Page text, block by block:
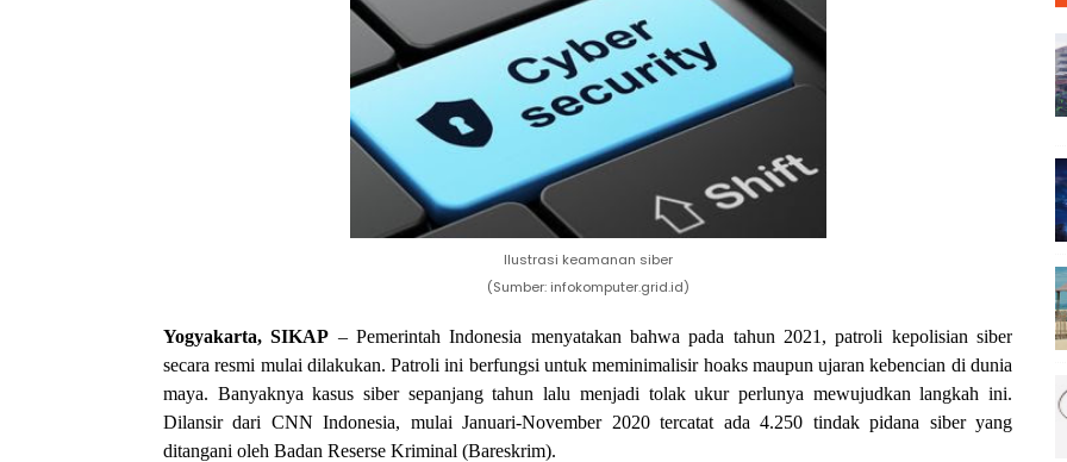
Ilustrasi keamanan siber
(Sumber: infokomputer.grid.id)
Yogyakarta, SIKAP – Pemerintah Indonesia menyatakan bahwa pada tahun 2021, patroli kepolisian siber
secara resmi mulai dilakukan. Patroli ini berfungsi untuk meminimalisir hoaks maupun ujaran kebencian di dunia
maya. Banyaknya kasus siber sepanjang tahun lalu menjadi tolak ukur perlunya mewujudkan langkah ini.
Dilansir dari CNN Indonesia, mulai Januari-November 2020 tercatat ada 4.250 tindak pidana siber yang
ditangani oleh Badan Reserse Kriminal (Bareskrim).